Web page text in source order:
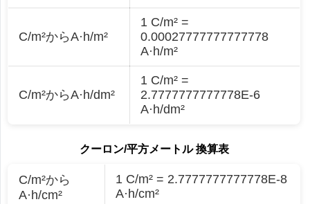
C/m²からA·h/m²
1 C/m² =
0.00027777777777778
A·h/m²
C/m²からA·h/dm²
1 C/m² =
2.7777777777778E-6
A·h/dm²
クーロン/平方メートル 換算表
C/m²から
A·h/cm²
1 C/m² = 2.7777777777778E-8
A·h/cm²